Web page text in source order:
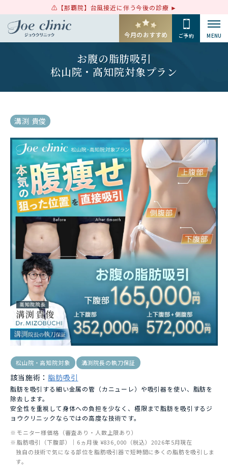
【那覇院】台風接近に伴う今後の診療
今月のおすすめ ご予約 MENU
お腹の脂肪吸引
松山院・高知院対象プラン
溝渕 貴俊
松山院・高知院対象 溝渕院長の執刀保証
該当施術： 脂肪吸引
脂肪を吸引する細い金属の管（カニューレ）や吸引器を使い、脂肪を
除去します。
安全性を重視して身体への負担を少なく、極限まで脂肪を吸引するジ
ョウクリニックならではの高度な技術です。
モニター様価格（審査あり・人数上限あり）
脂肪吸引（下腹部）｜6ヵ月後 ¥836,000（税込）2026年5月現在
独自の技術で気になる部位を脂肪吸引器で短時間に多くの脂肪を吸引しま
す。